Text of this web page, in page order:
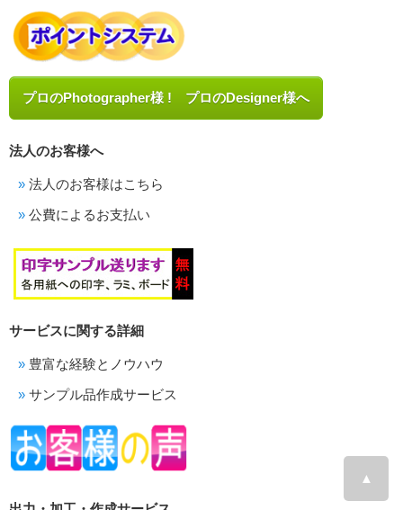
プロのPhotographer様 ! プロのDesigner様へ
法人のお客様へ
法人のお客様はこちら
公費によるお支払い
サービスに関する詳細
豊富な経験とノウハウ
サンプル品作成サービス
▲